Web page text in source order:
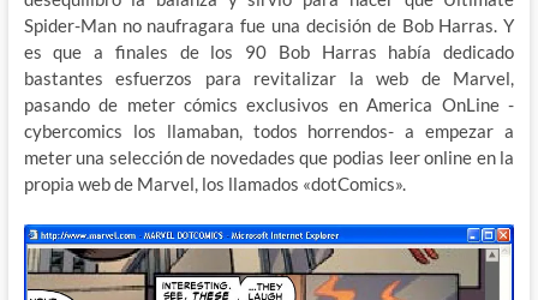
Spider-Man no naufragara fue una decisión de Bob Harras. Y
es que a finales de los 90 Bob Harras había dedicado
bastantes esfuerzos para revitalizar la web de Marvel,
pasando de meter cómics exclusivos en America OnLine -
cybercomics los llamaban, todos horrendos- a empezar a
meter una selección de novedades que podias leer online en la
propia web de Marvel, los llamados «dotComics».